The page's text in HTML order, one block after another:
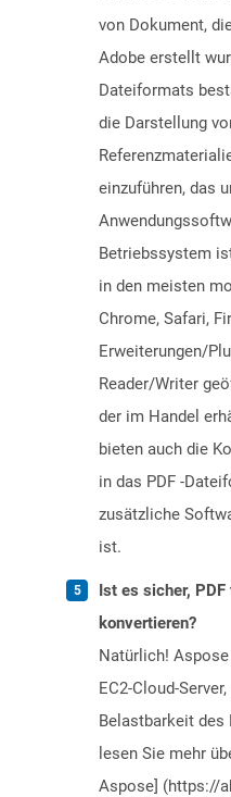
von Dokument,
Adobe erstellt
Dateiformats
die Darstellung
einzuführen, das
Betriebssystem
in den meisten
Chrome, Safari,
Erweiterungen/
Reader/Writer
der im Handel
bieten auch die
in das PDF -
zusätzliche
ist.
Ist es sicher,
konvertieren?
Natürlich!
EC2-Cloud-
Belastbarkeit des
lesen Sie mehr
Aspose] (https://